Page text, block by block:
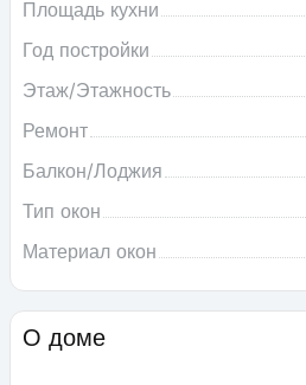
Площадь кухни
Год постройки
Этаж/Этажность
Ремонт
Балкон/Лоджия
Тип окон
Материал окон
О доме